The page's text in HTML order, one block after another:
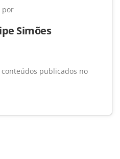
por
Simões
conteúdos publicados no